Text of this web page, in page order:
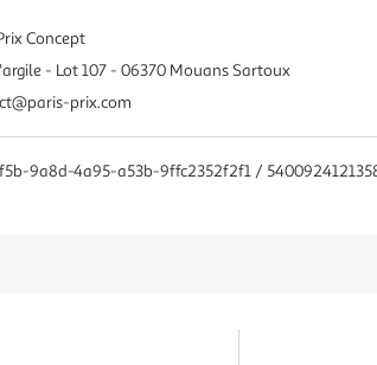
Concept
- Lot 107 - 06370 Mouans Sartoux
prix.com
9a8d-4a95-a53b-9ffc2352f2f1 /